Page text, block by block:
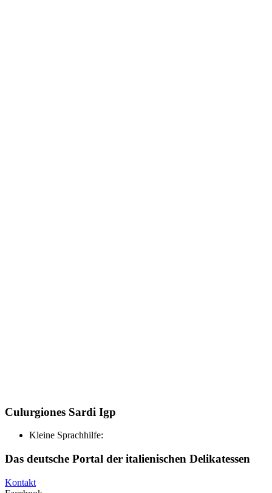
Culurgiones Sardi Igp
Kleine Sprachhilfe:
Das deutsche Portal der italienischen Delikatessen
Kontakt